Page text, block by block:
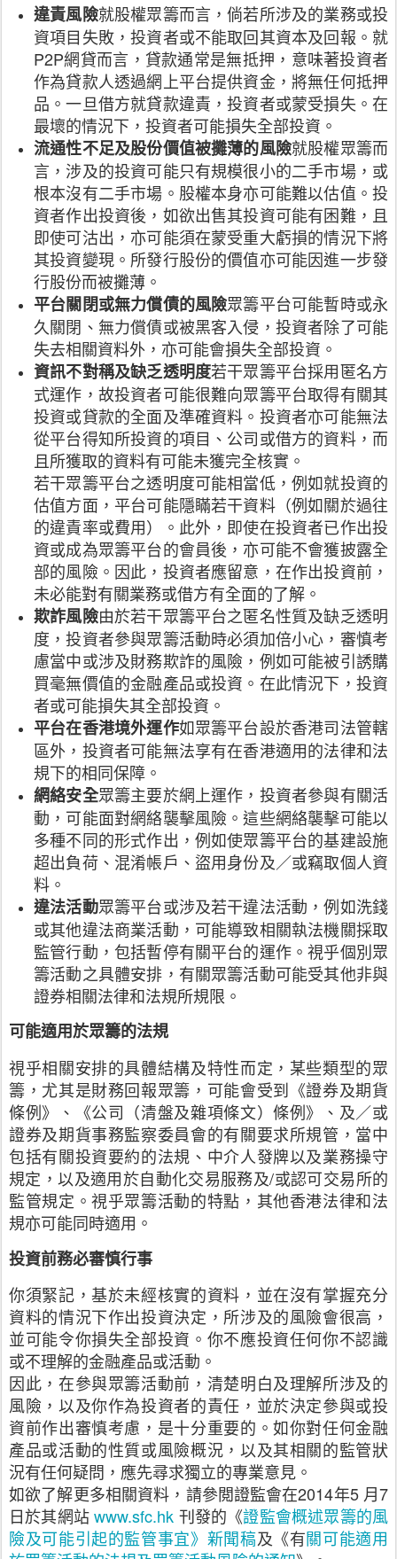
違責風險就股權眾籌而言，倘若所涉及的業務或投
資項目失敗，投資者或不能取回其資本及回報。就
P2P網貸而言，貸款通常是無抵押，意味著投資者
作為貸款人透過網上平台提供資金，將無任何抵押
品。一旦借方就貸款違責，投資者或蒙受損失。在
最壞的情況下，投資者可能損失全部投資。
流通性不足及股份價值被攤薄的風險就股權眾籌而
言，涉及的投資可能只有規模很小的二手市場，或
根本沒有二手市場。股權本身亦可能難以估值。投
資者作出投資後，如欲出售其投資可能有困難，且
即使可沽出，亦可能須在蒙受重大虧損的情況下將
其投資變現。所發行股份的價值亦可能因進一步發
行股份而被攤薄。
平台關閉或無力償債的風險眾籌平台可能暫時或永
久關閉、無力償債或被黑客入侵，投資者除了可能
失去相關資料外，亦可能會損失全部投資。
資訊不對稱及缺乏透明度若干眾籌平台採用匿名方
式運作，故投資者可能很難向眾籌平台取得有關其
投資或貸款的全面及準確資料。投資者亦可能無法
從平台得知所投資的項目、公司或借方的資料，而
且所獲取的資料有可能未獲完全核實。
若干眾籌平台之透明度可能相當低，例如就投資的
估值方面，平台可能隱瞞若干資料（例如關於過往
的違責率或費用）。此外，即使在投資者已作出投
資或成為眾籌平台的會員後，亦可能不會獲披露全
部的風險。因此，投資者應留意，在作出投資前，
未必能對有關業務或借方有全面的了解。
欺詐風險由於若干眾籌平台之匿名性質及缺乏透明
度，投資者參與眾籌活動時必須加倍小心，審慎考
慮當中或涉及財務欺詐的風險，例如可能被引誘購
買毫無價值的金融產品或投資。在此情況下，投資
者或可能損失其全部投資。
平台在香港境外運作如眾籌平台設於香港司法管轄
區外，投資者可能無法享有在香港適用的法律和法
規下的相同保障。
網絡安全眾籌主要於網上運作，投資者參與有關活
動，可能面對網絡襲擊風險。這些網絡襲擊可能以
多種不同的形式作出，例如使眾籌平台的基建設施
超出負荷、混淆帳戶、盜用身份及／或竊取個人資
料。
違法活動眾籌平台或涉及若干違法活動，例如洗錢
或其他違法商業活動，可能導致相關執法機關採取
監管行動，包括暫停有關平台的運作。視乎個別眾
籌活動之具體安排，有關眾籌活動可能受其他非與
證券相關法律和法規所規限。
可能適用於眾籌的法規
視乎相關安排的具體結構及特性而定，某些類型的眾
籌，尤其是財務回報眾籌，可能會受到《證券及期貨
條例》、《公司（清盤及雜項條文）條例》、及／或
證券及期貨事務監察委員會的有關要求所規管，當中
包括有關投資要約的法規、中介人發牌以及業務操守
規定，以及適用於自動化交易服務及/或認可交易所的
監管規定。視乎眾籌活動的特點，其他香港法律和法
規亦可能同時適用。
投資前務必審慎行事
你須緊記，基於未經核實的資料，並在沒有掌握充分
資料的情況下作出投資決定，所涉及的風險會很高，
並可能令你損失全部投資。你不應投資任何你不認識
或不理解的金融產品或活動。
因此，在參與眾籌活動前，清楚明白及理解所涉及的
風險，以及你作為投資者的責任，並於決定參與或投
資前作出審慎考慮，是十分重要的。如你對任何金融
產品或活動的性質或風險概況，以及其相關的監管狀
況有任何疑問，應先尋求獨立的專業意見。
如欲了解更多相關資料，請參閲證監會在2014年5 月7
日於其網站 www.sfc.hk 刊發的《證監會概述眾籌的風
險及可能引起的監管事宜》新聞稿及《有關可能適用